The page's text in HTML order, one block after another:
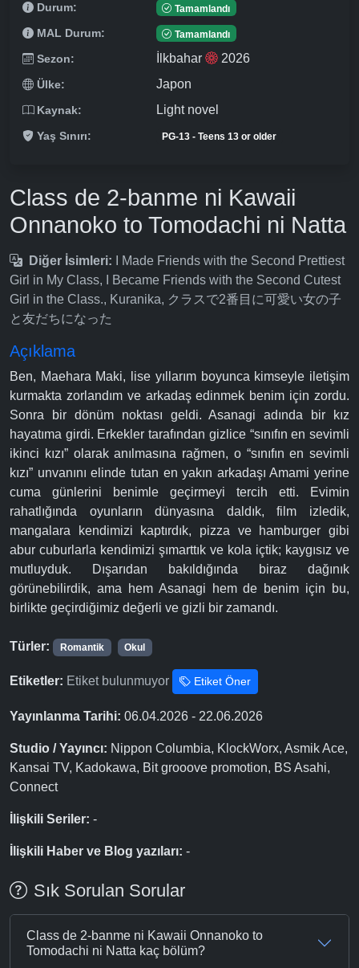
Durum: Tamamlandı
MAL Durum: Tamamlandı
Sezon: İlkbahar 2026
Ülke: Japon
Kaynak: Light novel
Yaş Sınırı: PG-13 - Teens 13 or older
Class de 2-banme ni Kawaii
Onnanoko to Tomodachi ni Natta
Diğer İsimleri: I Made Friends with the Second Prettiest
Girl in My Class, I Became Friends with the Second Cutest
Girl in the Class., Kuranika, クラスで2番目に可愛い女の子
と友だちになった
Açıklama
Ben, Maehara Maki, lise yıllarım boyunca kimseyle iletişim
kurmakta zorlandım ve arkadaş edinmek benim için zordu.
Sonra bir dönüm noktası geldi. Asanagi adında bir kız
hayatıma girdi. Erkekler tarafından gizlice “sınıfın en sevimli
ikinci kızı” olarak anılmasına rağmen, o “sınıfın en sevimli
kızı” unvanını elinde tutan en yakın arkadaşı Amami yerine
cuma günlerini benimle geçirmeyi tercih etti. Evimin
rahatlığında oyunların dünyasına daldık, film izledik,
mangalara kendimizi kaptırdık, pizza ve hamburger gibi
abur cuburlarla kendimizi şımarttık ve kola içtik; kaygısız ve
mutluyduk. Dışarıdan bakıldığında biraz dağınık
görünebilirdik, ama hem Asanagi hem de benim için bu,
birlikte geçirdiğimiz değerli ve gizli bir zamandı.
Türler: Romantik Okul
Etiketler: Etiket bulunmuyor Etiket Öner
Yayınlanma Tarihi: 06.04.2026 - 22.06.2026
Studio / Yayıncı: Nippon Columbia, KlockWorx, Asmik Ace,
Kansai TV, Kadokawa, Bit grooove promotion, BS Asahi,
Connect
İlişkili Seriler: -
İlişkili Haber ve Blog yazıları: -
Sık Sorulan Sorular
Class de 2-banme ni Kawaii Onnanoko to
Tomodachi ni Natta kaç bölüm?